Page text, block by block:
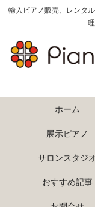
輸入ピアノ販売、レンタ
ホーム
展示ピアノ
サロンスタジ
おすすめ記事